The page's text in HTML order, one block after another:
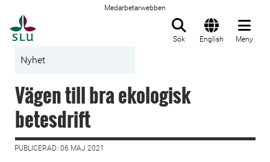
Medarbetarwebben
Sök English Meny
Nyhet
Vägen till bra ekologisk
betesdrift
PUBLICERAD: 06 MAJ 2021